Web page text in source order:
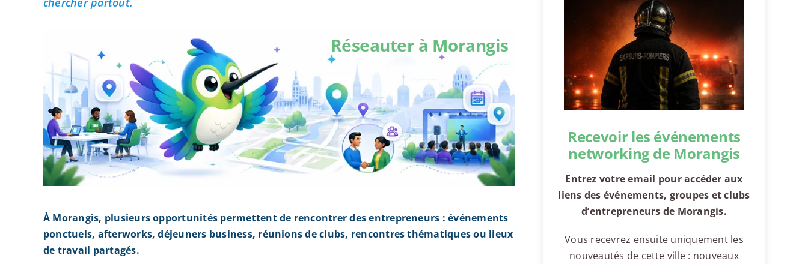
Réseauter à Morangis
À Morangis, plusieurs opportunités permettent de rencontrer des entrepreneurs : événements
ponctuels, afterworks, déjeuners business, réunions de clubs, rencontres thématiques ou lieux
de travail partagés.
Recevoir les événements
networking de Morangis
Entrez votre email pour accéder aux
liens des événements, groupes et clubs
d’entrepreneurs de Morangis.
Vous recevrez ensuite uniquement les
nouveautés de cette ville : nouveaux